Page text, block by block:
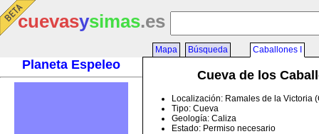
cuevasysimas.es
Planeta Espeleo
Mapa Búsqueda Caballones I
Cueva de los
Localización: Ramales de la Victoria
Tipo: Cueva
Geología: Caliza
Estado: Permiso necesario